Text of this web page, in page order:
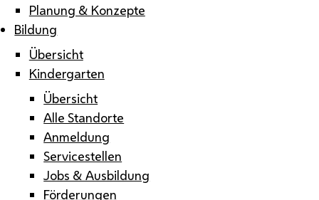
Planung & Konzepte
Bildung
Übersicht
Kindergarten
Übersicht
Alle Standorte
Anmeldung
Servicestellen
Jobs & Ausbildung
Förderungen